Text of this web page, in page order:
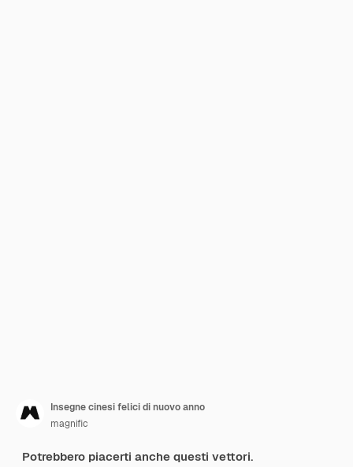
Insegne cinesi felici di nuovo anno
magnific
Potrebbero piacerti anche questi vettori.